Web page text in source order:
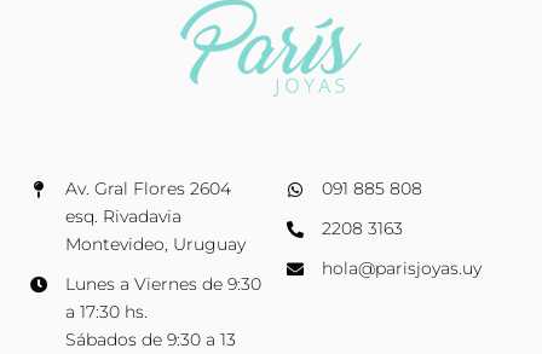
Av. Gral Flores 2604
esq. Rivadavia
Montevideo, Uruguay
Lunes a Viernes de 9:30
a 17:30 hs.
Sábados de 9:30 a 13
091 885 808
2208 3163
hola@parisjoyas.uy